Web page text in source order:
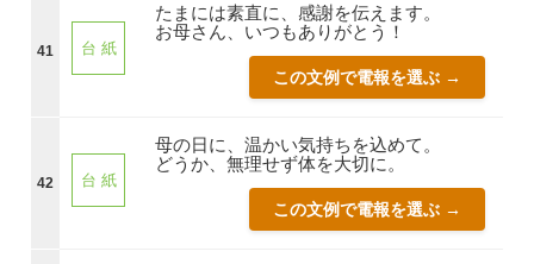
41 台 紙
たまには素直に、感謝を伝えます。
お母さん、いつもありがとう！
この文例で電報を選ぶ →
42 台 紙
母の日に、温かい気持ちを込めて。
どうか、無理せず体を大切に。
この文例で電報を選ぶ →